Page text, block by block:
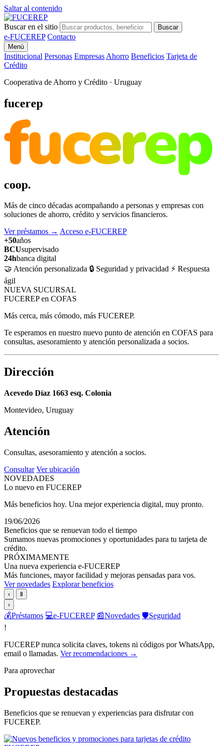
Saltar al contenido
Buscar en el sitio Buscar
e-FUCEREP Contacto
Menú
Institucional Personas Empresas Ahorro Beneficios Tarjeta de
Crédito
Cooperativa de Ahorro y Crédito · Uruguay
fucerep
fucerep
coop.
Más de cinco décadas acompañando a personas y empresas con
soluciones de ahorro, crédito y servicios financieros.
Ver préstamos → Acceso e-FUCEREP
+50años
BCUsupervisado
24hbanca digital
🤝 Atención personalizada 🔒 Seguridad y privacidad ⚡ Respuesta
ágil
NUEVA SUCURSAL
FUCEREP en COFAS
Más cerca, más cómodo, más FUCEREP.
Te esperamos en nuestro nuevo punto de atención en COFAS para
consultas, asesoramiento y atención personalizada a socios.
Dirección
Acevedo Díaz 1663 esq. Colonia
Montevideo, Uruguay
Atención
Consultas, asesoramiento y atención a socios.
Consultar Ver ubicación
NOVEDADES
Lo nuevo en FUCEREP
Más beneficios hoy. Una mejor experiencia digital, muy pronto.
19/06/2026
Beneficios que se renuevan todo el tiempo
Sumamos nuevas promociones y oportunidades para tu tarjeta de
crédito.
PRÓXIMAMENTE
Una nueva experiencia e-FUCEREP
Más funciones, mayor facilidad y mejoras pensadas para vos.
Ver novedades Explorar beneficios
‹
Ⅱ
›
💰Préstamos 💻e-FUCEREP 📰Novedades 🛡️Seguridad
!
FUCEREP nunca solicita claves, tokens ni códigos por WhatsApp,
email o llamadas. Ver recomendaciones →
Para aprovechar
Propuestas destacadas
Beneficios que se renuevan y experiencias para disfrutar con
FUCEREP.